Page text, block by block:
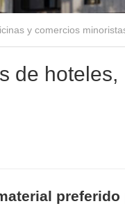
y comercios
de hoteles,
preferido